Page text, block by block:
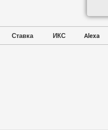
Ставка ИКС Alexa